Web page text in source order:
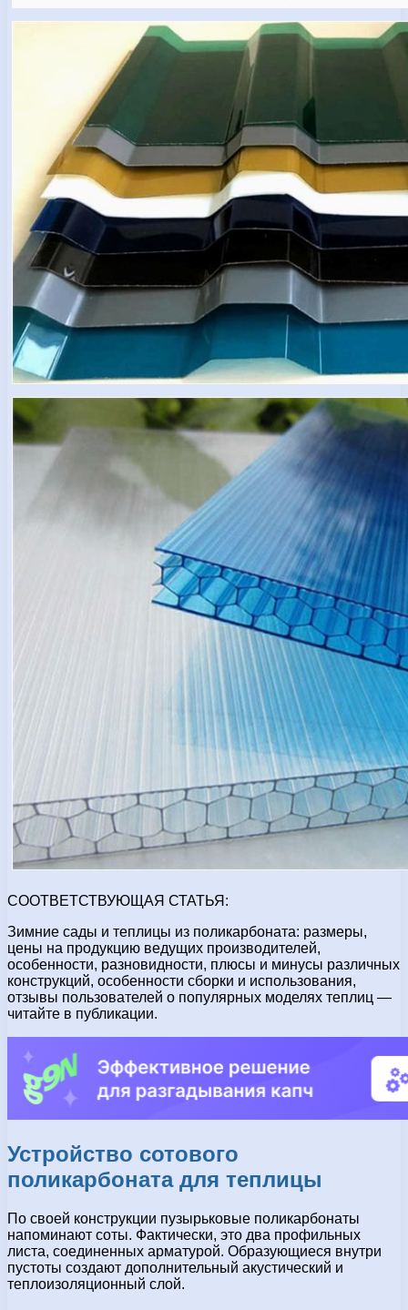
СООТВЕТСТВУЮЩАЯ СТАТЬЯ:
Зимние сады и теплицы из поликарбоната: размеры,
цены на продукцию ведущих производителей,
особенности, разновидности, плюсы и минусы различных
конструкций, особенности сборки и использования,
отзывы пользователей о популярных моделях теплиц —
читайте в публикации.
Устройство сотового
поликарбоната для теплицы
По своей конструкции пузырьковые поликарбонаты
напоминают соты. Фактически, это два профильных
листа, соединенных арматурой. Образующиеся внутри
пустоты создают дополнительный акустический и
теплоизоляционный слой.